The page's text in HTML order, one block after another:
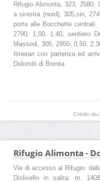
Rifugio Alimonta, 323,
a sinistra (nord), 305,sin,
porta alle Bocchette centrali.
2790, 1,00, 1,40, sentiero
Massodi, 305, 2950, 0,50,
Itinerari con partenza ed
Dolomiti di Brenta.
Creato da
Rifugio Alimonta -
Vie di accesso al Rifugio:
Dislivello in salita: m.